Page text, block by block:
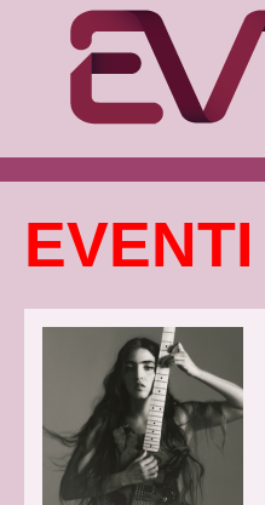
EVENTI